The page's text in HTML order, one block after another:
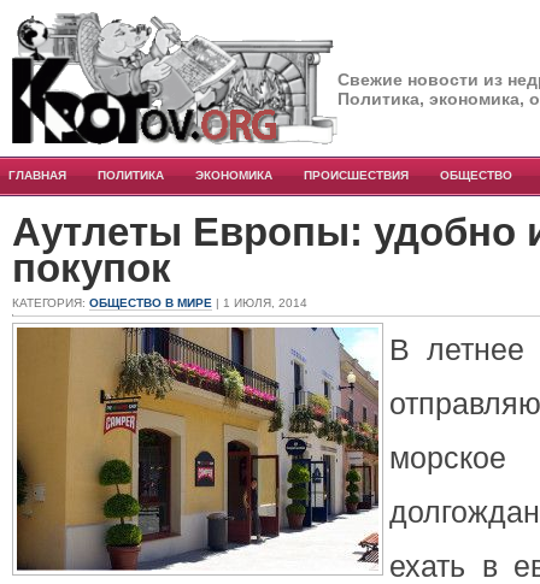
Свежие новости из
Политика, экономика,
ГЛАВНАЯ ПОЛИТИКА ЭКОНОМИКА ПРОИСШЕСТВИЯ ОБЩЕСТВО
Аутлеты Европы: удобно
покупок
КАТЕГОРИЯ: ОБЩЕСТВО В МИРЕ | 1 ИЮЛЯ, 2014
В летнее
ехать в